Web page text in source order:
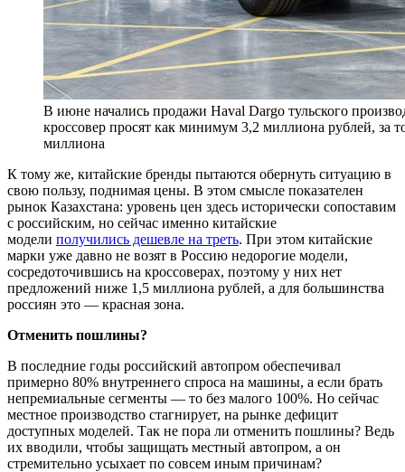
В июне начались продажи Haval Dargo тульского
кроссовер просят как минимум 3,2 миллиона рублей,
миллиона
К тому же, китайские бренды пытаются обернуть ситуацию в
свою пользу, поднимая цены. В этом смысле показателен
рынок Казахстана: уровень цен здесь исторически сопоставим
с российским, но сейчас именно китайские
модели получились дешевле на треть. При этом китайские
марки уже давно не возят в Россию недорогие модели,
сосредоточившись на кроссоверах, поэтому у них нет
предложений ниже 1,5 миллиона рублей, а для большинства
россиян это — красная зона.
Отменить пошлины?
В последние годы российский автопром обеспечивал
примерно 80% внутреннего спроса на машины, а если брать
непремиальные сегменты — то без малого 100%. Но сейчас
местное производство стагнирует, на рынке дефицит
доступных моделей. Так не пора ли отменить пошлины? Ведь
их вводили, чтобы защищать местный автопром, а он
стремительно усыхает по совсем иным причинам?